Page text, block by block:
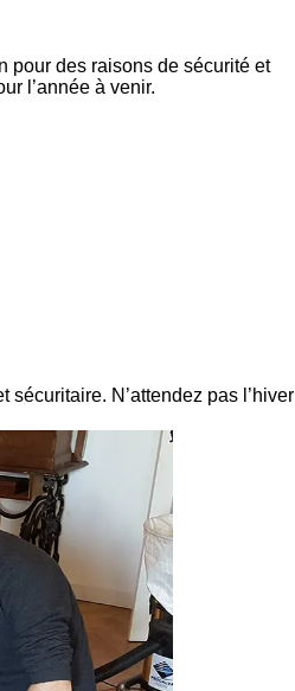
pour des raisons de sécurité et
l’année à venir.
sécuritaire. N’attendez pas l’hiver